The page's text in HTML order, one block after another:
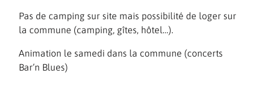
Pas de camping sur site mais possibilité de loger sur
la commune (camping, gîtes, hôtel…).
Animation le samedi dans la commune (concerts
Bar’n Blues)